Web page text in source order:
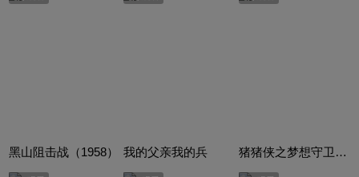
黑山阻击战（1958） 我的父亲我的兵 猪猪侠之梦想守卫者（上部）